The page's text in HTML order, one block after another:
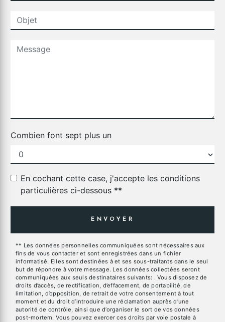
Combien font sept plus un
En cochant cette case, j'accepte les conditions
particulières ci-dessous **
ENVOYER
** Les données personnelles communiquées sont nécessaires aux
fins de vous contacter et sont enregistrées dans un fichier
informatisé. Elles sont destinées à et ses sous-traitants dans le seul
but de répondre à votre message. Les données collectées seront
communiquées aux seuls destinataires suivants: . Vous disposez de
droits d’accès, de rectification, d’effacement, de portabilité, de
limitation, d’opposition, de retrait de votre consentement à tout
moment et du droit d’introduire une réclamation auprès d’une
autorité de contrôle, ainsi que d’organiser le sort de vos données
post-mortem. Vous pouvez exercer ces droits par voie postale à